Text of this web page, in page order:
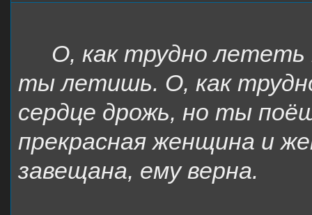
О, как трудно лететь
ты летишь. О, как
сердце дрожь, но ты
прекрасная женщина и
завещана, ему верна.